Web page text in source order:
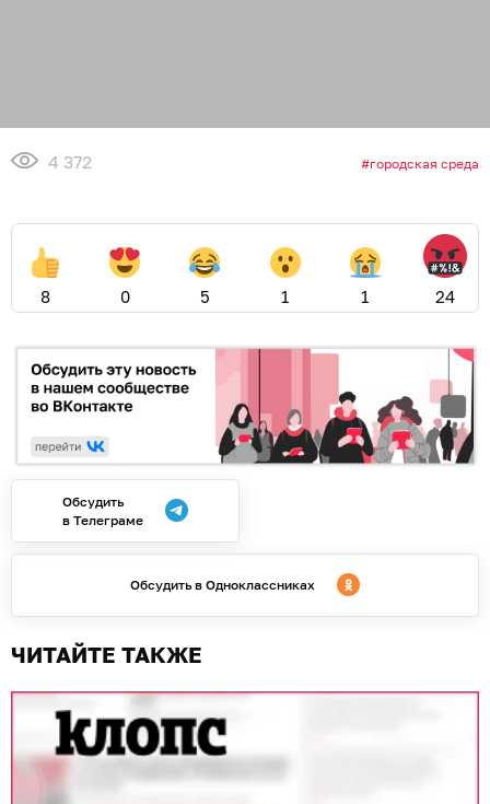
4 372 городская среда
8 0 5 1 1 24
Обсудить
в Телеграме
Обсудить в Одноклассниках
ЧИТАЙТЕ ТАКЖЕ